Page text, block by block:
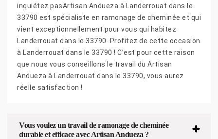
inquiétez pasArtisan Andueza à Landerrouat dans le
33790 est spécialiste en ramonage de cheminée et qui
vient exceptionnellement pour vous qui habitez
Landerrouat dans le 33790. Profitez de cette occasion
à Landerrouat dans le 33790 ! C’est pour cette raison
que nous vous conseillons le travail du Artisan
Andueza à Landerrouat dans le 33790, vous aurez
réelle satisfaction !
Vous voulez un travail de ramonage de cheminée
durable et efficace avec Artisan Andueza ?